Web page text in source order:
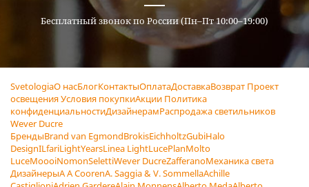
Бесплатный звонок по России (Пн–Пт 10:00–19:00)
SvetologiaО насБлогКонтактыОплатаДоставкаВозврат Проект
освещенияУсловия покупкиАкции Политика
конфиденциальностиДизайнерамРаспродажа светильников
Wever Ducre
БрендыBrand van EgmondBrokisEichholtzGubiHalo
DesignILfariLightYearsLinea LightLucePlanMolto
LuceMoooiNomonSelettiWever DucreZafferanoМеханика света
ДизайнерыA A CoorenA. Saggia & V. SommellaAchille